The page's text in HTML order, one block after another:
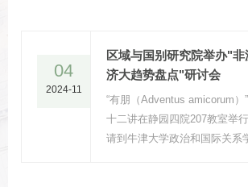
洲经济的现状和前景”。
04
2024-11
区域与国别研究院举办"
济大趋势盘点"研讨会
“有朋（Adventus amicorum）
十二讲在静园四院207教室举
请到牛津大学政治和国际关系